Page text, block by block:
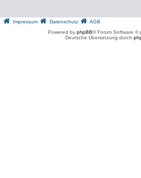
Impressum Datenschutz
AGB
Powered by phpBB® Forum Software ©
Deutsche Übersetzung durch